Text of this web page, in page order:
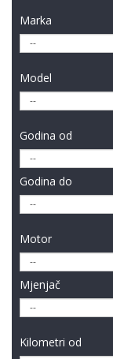
Marka
Model
Godina od
Godina do
Motor
Mjenjač
Kilometri od